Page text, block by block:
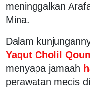
meninggalkan
Mina.
Dalam
Yaqut Cholil
menyapa jamaah
perawatan medis